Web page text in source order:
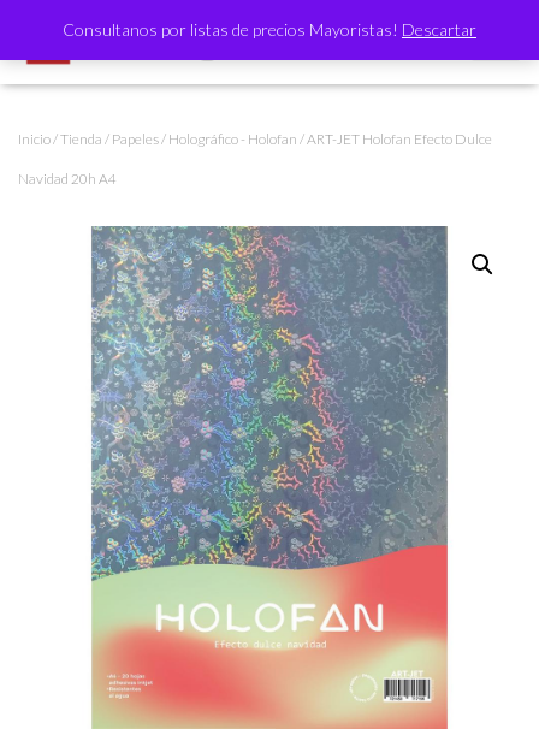
Consultanos por listas de precios Mayoristas! Descartar
Inicio/Tienda / Papeles/ Holográfico - Holofan / ART-JET Holofan Efecto Dulce
Navidad 20h A4